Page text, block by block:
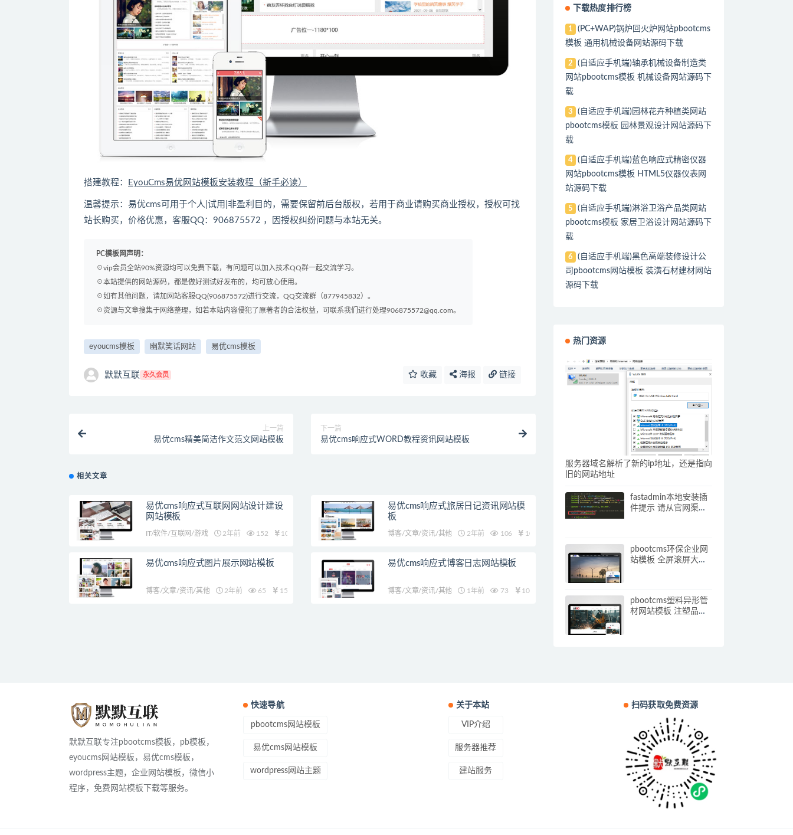
搭建教程： EyouCms易优网站模板安装教程（新手必读）
温馨提示：易优cms可用于个人|试用|非盈利目的，需要保留前后台版权，若用于商业请购买商业授权，授权可找
站长购买，价格优惠，客服QQ：906875572 ，因授权纠纷问题与本站无关。
PC模板网声明：
☉vip会员全站90%资源均可以免费下载，有问题可以加入技术QQ群一起交流学习。
☉本站提供的网站源码，都是做好测试好发布的，均可放心使用。
☉如有其他问题，请加网站客服QQ(906875572)进行交流，QQ交流群（877945832）。
☉资源与文章搜集于网络整理，如若本站内容侵犯了原著者的合法权益，可联系我们进行处理906875572@qq.com。
eyoucms模板 幽默笑话网站 易优cms模板
默默互联 永久会员 收藏 海报 链接
上一篇
易优cms精美简洁作文范文网站模板
下一篇
易优cms响应式WORD教程资讯网站模板
相关文章
易优cms响应式互联网网站设计建设
网站模板
IT/软件/互联网/游戏 2年前 152 10
易优cms响应式旅居日记资讯网站模
板
博客/文章/资讯/其他 2年前 106 10
易优cms响应式图片展示网站模板
博客/文章/资讯/其他 2年前 65 15
易优cms响应式博客日志网站模板
博客/文章/资讯/其他 1年前 73 10
下载热度排行榜
1
(PC+WAP)锅炉回火炉网站pbootcms
模板 通用机械设备网站源码下载
2
(自适应手机端)轴承机械设备制造类
网站pbootcms模板 机械设备网站源码下
载
3
(自适应手机端)园林花卉种植类网站
pbootcms模板 园林景观设计网站源码下
载
4
(自适应手机端)蓝色响应式精密仪器
网站pbootcms模板 HTML5仪器仪表网
站源码下载
5
(自适应手机端)淋浴卫浴产品类网站
pbootcms模板 家居卫浴设计网站源码下
载
6
(自适应手机端)黑色高端装修设计公
司pbootcms网站模板 装潢石材建材网站
源码下载
热门资源
服务器域名解析了新的ip地址，还是指向
旧的网站地址
fastadmin本地安装插
件提示 请从官网渠道
pbootcms环保企业网
站模板 全屏滚屏大气
pbootcms塑料异形管
材网站模板 注塑品网
默默互联专注pbootcms模板，pb模板，
eyoucms网站模板，易优cms模板，
wordpress主题，企业网站模板，微信小
程序，免费网站模板下载等服务。
快速导航
pbootcms网站模板
易优cms网站模板
wordpress网站主题
关于本站
VIP介绍
服务器推荐
建站服务
扫码获取免费资源